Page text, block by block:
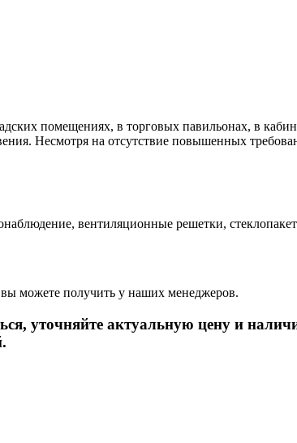
помещениях, в торговых павильонах, в
Несмотря на отсутствие повышенных
вентиляционные решетки,
можете получить у наших менеджеров.
уточняйте актуальную цену и